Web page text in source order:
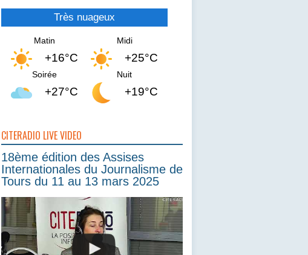
Très nuageux
Matin
+16°C
Midi
+25°C
Soirée
+27°C
Nuit
+19°C
CITERADIO LIVE VIDEO
18ème édition des Assises
Internationales du Journalisme de
Tours du 11 au 13 mars 2025